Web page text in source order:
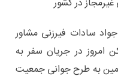
سادات فیرزنی مشاور
امروز در جریان سفر به
به طرح جوانی جمعیت